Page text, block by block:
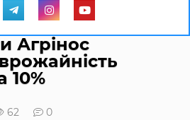
Агрінос
10%
62 0